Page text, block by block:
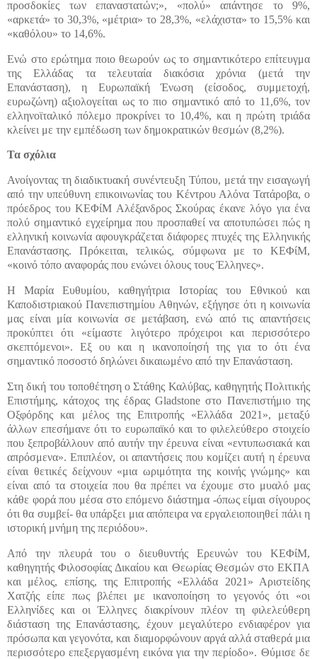
προσδοκίες των επαναστατών;», «πολύ» απάντησε το 9%,
«αρκετά» το 30,3%, «μέτρια» το 28,3%, «ελάχιστα» το 15,5% και
«καθόλου» το 14,6%.
Ενώ στο ερώτημα ποιο θεωρούν ως το σημαντικότερο επίτευγμα
της Ελλάδας τα τελευταία διακόσια χρόνια (μετά την
Επανάσταση), η Ευρωπαϊκή Ένωση (είσοδος, συμμετοχή,
ευρωζώνη) αξιολογείται ως το πιο σημαντικό από το 11,6%, τον
ελληνοϊταλικό πόλεμο προκρίνει το 10,4%, και η πρώτη τριάδα
κλείνει με την εμπέδωση των δημοκρατικών θεσμών (8,2%).
Τα σχόλια
Ανοίγοντας τη διαδικτυακή συνέντευξη Τύπου, μετά την εισαγωγή
από την υπεύθυνη επικοινωνίας του Κέντρου Αλόνα Τατάροβα, ο
πρόεδρος του ΚΕΦίΜ Αλέξανδρος Σκούρας έκανε λόγο για ένα
πολύ σημαντικό εγχείρημα που προσπαθεί να αποτυπώσει πώς η
ελληνική κοινωνία αφουγκράζεται διάφορες πτυχές της Ελληνικής
Επανάστασης. Πρόκειται, τελικώς, σύμφωνα με το ΚΕΦίΜ,
«κοινό τόπο αναφοράς που ενώνει όλους τους Έλληνες».
Η Μαρία Ευθυμίου, καθηγήτρια Ιστορίας του Εθνικού και
Καποδιστριακού Πανεπιστημίου Αθηνών, εξήγησε ότι η κοινωνία
μας είναι μία κοινωνία σε μετάβαση, ενώ από τις απαντήσεις
προκύπτει ότι «είμαστε λιγότερο πρόχειροι και περισσότερο
σκεπτόμενοι». Εξ ου και η ικανοποίησή της για το ότι ένα
σημαντικό ποσοστό δηλώνει δικαιωμένο από την Επανάσταση.
Στη δική του τοποθέτηση ο Στάθης Καλύβας, καθηγητής Πολιτικής
Επιστήμης, κάτοχος της έδρας Gladstone στο Πανεπιστήμιο της
Οξφόρδης και μέλος της Επιτροπής «Ελλάδα 2021», μεταξύ
άλλων επεσήμανε ότι το ευρωπαϊκό και το φιλελεύθερο στοιχείο
που ξεπροβάλλουν από αυτήν την έρευνα είναι «εντυπωσιακά και
απρόσμενα». Επιπλέον, οι απαντήσεις που κομίζει αυτή η έρευνα
είναι θετικές δείχνουν «μια ωριμότητα της κοινής γνώμης» και
είναι από τα στοιχεία που θα πρέπει να έχουμε στο μυαλό μας
κάθε φορά που μέσα στο επόμενο διάστημα -όπως είμαι σίγουρος
ότι θα συμβεί- θα υπάρξει μια απόπειρα να εργαλειοποιηθεί πάλι η
ιστορική μνήμη της περιόδου».
Από την πλευρά του ο διευθυντής Ερευνών του ΚΕΦίΜ,
καθηγητής Φιλοσοφίας Δικαίου και Θεωρίας Θεσμών στο ΕΚΠΑ
και μέλος, επίσης, της Επιτροπής «Ελλάδα 2021» Αριστείδης
Χατζής είπε πως βλέπει με ικανοποίηση το γεγονός ότι «οι
Ελληνίδες και οι Έλληνες διακρίνουν πλέον τη φιλελεύθερη
διάσταση της Επανάστασης, έχουν μεγαλύτερο ενδιαφέρον για
πρόσωπα και γεγονότα, και διαμορφώνουν αργά αλλά σταθερά μια
περισσότερο επεξεργασμένη εικόνα για την περίοδο». Θύμισε δε